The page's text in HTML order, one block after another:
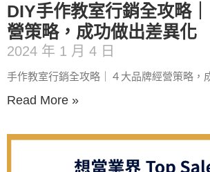
DIY手作教室行銷全攻略
營策略，成功做出差異化
2024 年 1 月 4 日
手作教室行銷全攻略｜４大品牌經營策略，
Read More »